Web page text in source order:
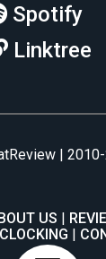
Spotify
Linktree
|
US